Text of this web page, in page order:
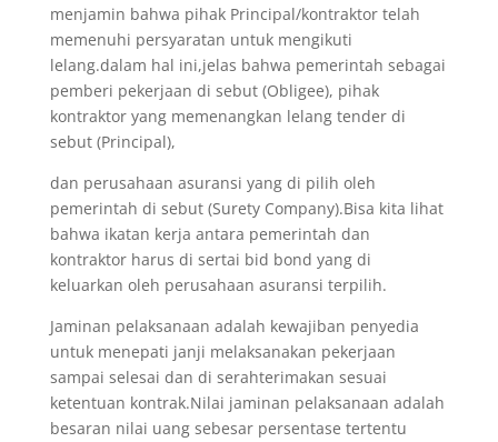
menjamin bahwa pihak Principal/kontraktor telah
memenuhi persyaratan untuk mengikuti
lelang.dalam hal ini,jelas bahwa pemerintah sebagai
pemberi pekerjaan di sebut (Obligee), pihak
kontraktor yang memenangkan lelang tender di
sebut (Principal),
dan perusahaan asuransi yang di pilih oleh
pemerintah di sebut (Surety Company).Bisa kita lihat
bahwa ikatan kerja antara pemerintah dan
kontraktor harus di sertai bid bond yang di
keluarkan oleh perusahaan asuransi terpilih.
Jaminan pelaksanaan adalah kewajiban penyedia
untuk menepati janji melaksanakan pekerjaan
sampai selesai dan di serahterimakan sesuai
ketentuan kontrak.Nilai jaminan pelaksanaan adalah
besaran nilai uang sebesar persentase tertentu